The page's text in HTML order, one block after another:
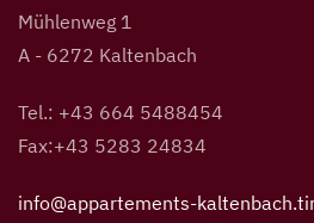
Mühlenweg 1
A - 6272 Kaltenbach
Tel.: +43 664 5488454
Fax:+43 5283 24834
info@appartements-